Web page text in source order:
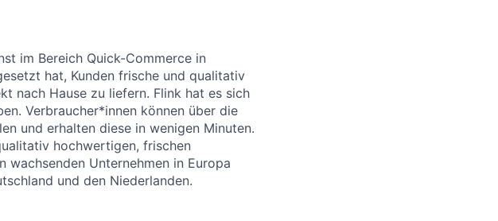
im Bereich Quick-Commerce in
hat, Kunden frische und qualitativ
nach Hause zu liefern. Flink hat es sich
Verbraucher*innen können über die
und erhalten diese in wenigen Minuten.
hochwertigen, frischen
wachsenden Unternehmen in Europa
und den Niederlanden.